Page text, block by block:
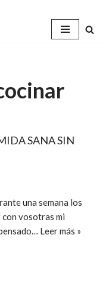
SANA SIN
una semana los
vosotras mi
Leer más »